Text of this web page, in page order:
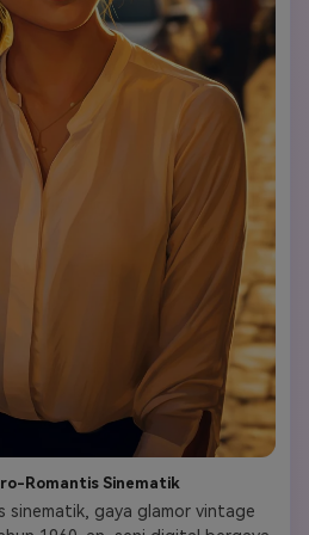
Romantis Sinematik
sinematik, gaya glamor vintage